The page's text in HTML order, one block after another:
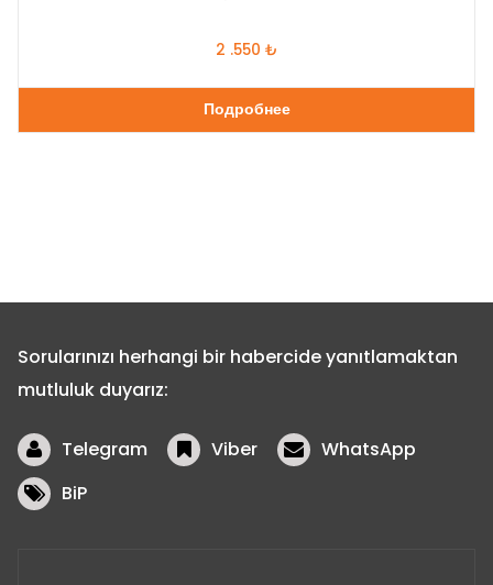
2 .550 ₺
Подробнее
Sorularınızı herhangi bir habercide yanıtlamaktan
mutluluk duyarız:
Telegram Viber
WhatsApp
BiP